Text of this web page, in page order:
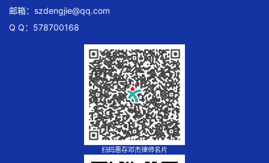
邮箱： szdengjie@qq.com
Q Q：578700168
扫码惠存邓杰律师名片